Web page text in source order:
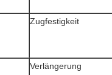
Zugfestigkeit
Verlängerung